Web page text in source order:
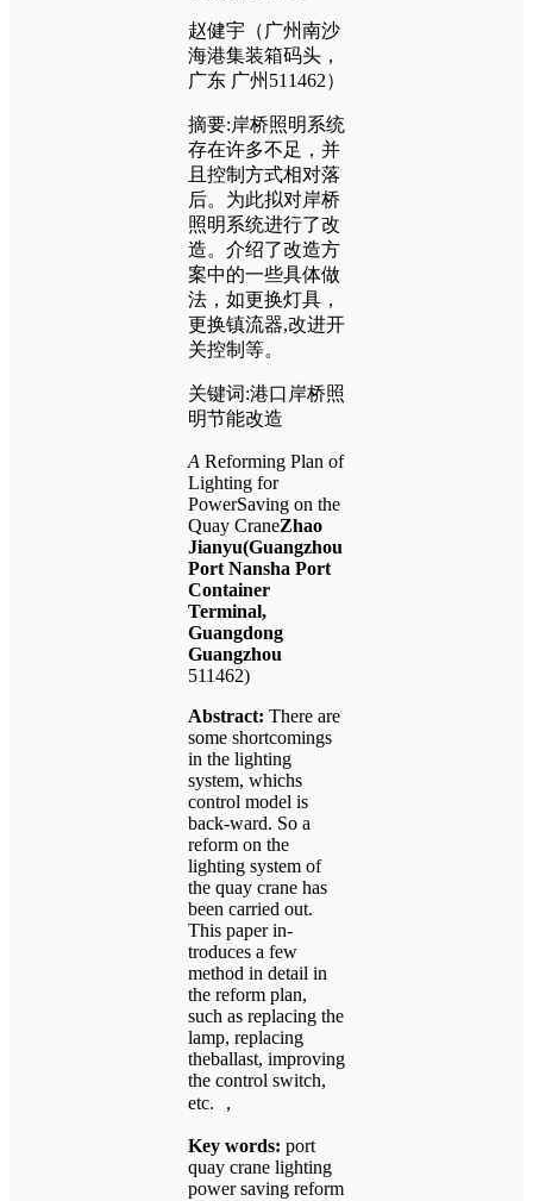
赵健宇（广州南沙
海港集装箱码头，
广东 广州511462）
摘要:岸桥照明系统
存在许多不足，并
且控制方式相对落
后。为此拟对岸桥
照明系统进行了改
造。介绍了改造方
案中的一些具体做
法，如更换灯具，
更换镇流器,改进开
关控制等。
关键词:港口岸桥照
明节能改造
A Reforming Plan of
Lighting for
PowerSaving on the
Quay CraneZhao
Jianyu(Guangzhou
Port Nansha Port
Container
Terminal,
Guangdong
Guangzhou
511462)
Abstract: There are
some shortcomings
in the lighting
system, whichs
control model is
back-ward. So a
reform on the
lighting system of
the quay crane has
been carried out.
This paper in-
troduces a few
method in detail in
the reform plan,
such as replacing the
lamp, replacing
theballast, improving
the control switch,
etc. ，
Key words: port
quay crane lighting
power saving reform